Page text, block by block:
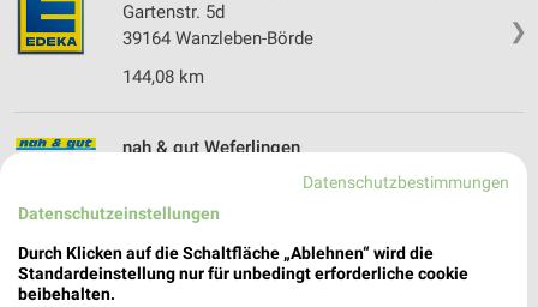
❯
Gartenstr. 5d
39164 Wanzleben-Börde
144,08 km
nah & gut Weferlingen
Datenschutzbestimmungen
Datenschutzeinstellungen
Durch Klicken auf die Schaltfläche „Ablehnen“ wird die
Standardeinstellung nur für unbedingt erforderliche cookie
beibehalten.